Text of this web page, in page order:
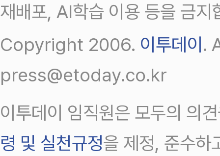
재배포, AI학습 이용 등을 금지
Copyright 2006. 이투데이 .
press@etoday.co.kr
이투데이 임직원은 모두의 의
령 및 실천규정을 제정, 준수하